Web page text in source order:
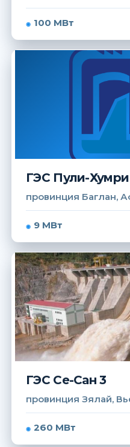
100 МВт
ГЭС Пули-
провинция Баглан,
9 МВт
ГЭС Се-Сан 3
провинция Зялай,
260 МВт